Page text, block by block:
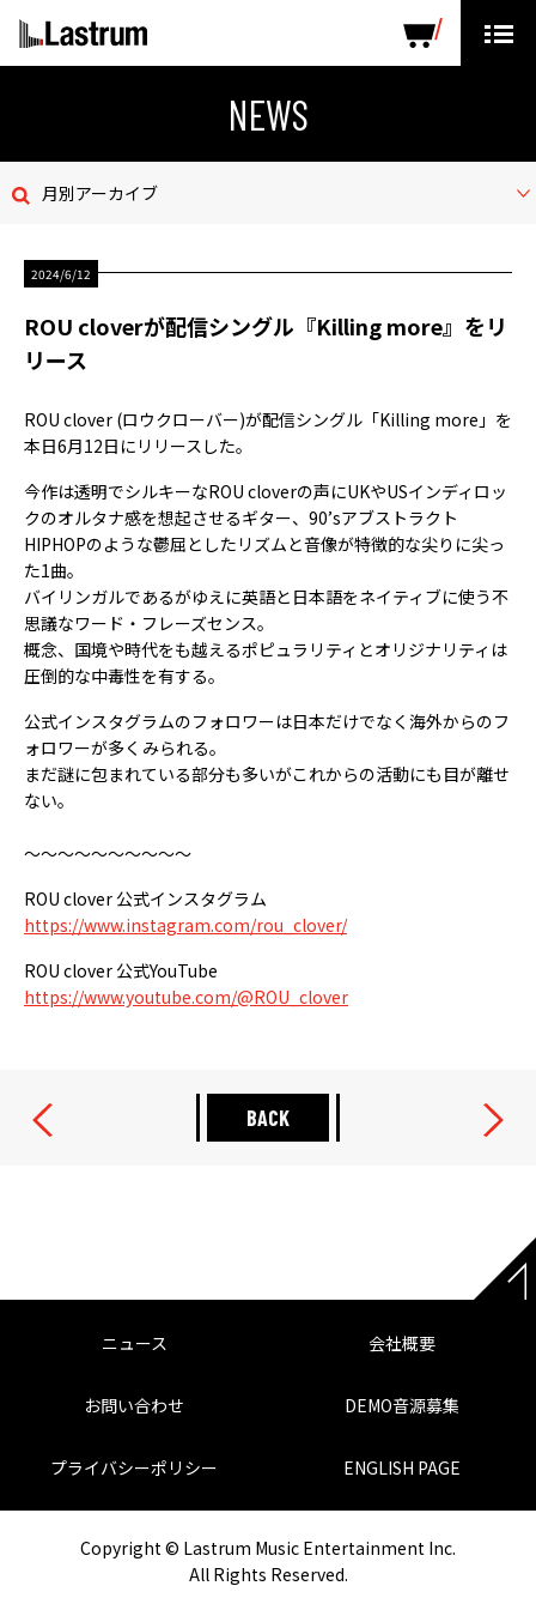
LABEL PRODUCTS
お問い合わせ
デモテープ
プライバシーポリシー
NEWS
月別アーカイブ
2024/6/12
ROU cloverが配信シングル『Killing more』をリ
リース
ROU clover (ロウクローバー)が配信シングル「Killing more」を
本日6月12日にリリースした。
今作は透明でシルキーなROU cloverの声にUKやUSインディロッ
クのオルタナ感を想起させるギター、90’sアブストラクト
HIPHOPのような鬱屈としたリズムと音像が特徴的な尖りに尖っ
た1曲。
バイリンガルであるがゆえに英語と日本語をネイティブに使う不
思議なワード・フレーズセンス。
概念、国境や時代をも越えるポピュラリティとオリジナリティは
圧倒的な中毒性を有する。
公式インスタグラムのフォロワーは日本だけでなく海外からのフ
ォロワーが多くみられる。
まだ謎に包まれている部分も多いがこれからの活動にも目が離せ
ない。
～～～～～～～～～～
ROU clover 公式インスタグラム
https://www.instagram.com/rou_clover/
ROU clover 公式YouTube
https://www.youtube.com/@ROU_clover
BACK
ニュース 会社概要
お問い合わせ DEMO音源募集
プライバシーポリシー ENGLISH PAGE
Copyright © Lastrum Music Entertainment Inc.
All Rights Reserved.